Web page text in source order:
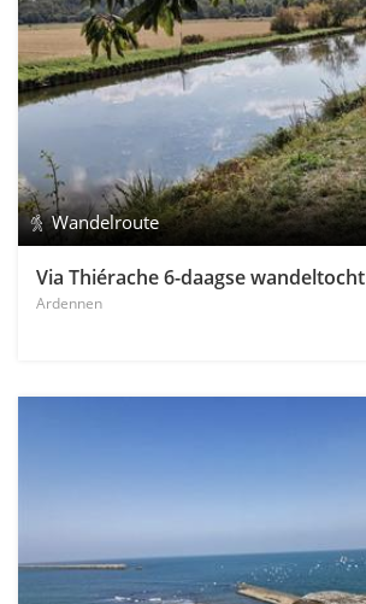
Wandelroute
Via Thiérache 6-daagse wandeltocht
Ardennen